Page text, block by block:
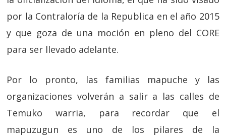
por la Contraloría de la Republica en el año 2015
y que goza de una moción en pleno del CORE
para ser llevado adelante.
Por lo pronto, las familias mapuche y las
organizaciones volverán a salir a las calles de
Temuko warria, para recordar que el
mapuzugun es uno de los pilares de la